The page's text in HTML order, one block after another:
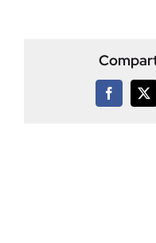
Facebook
X